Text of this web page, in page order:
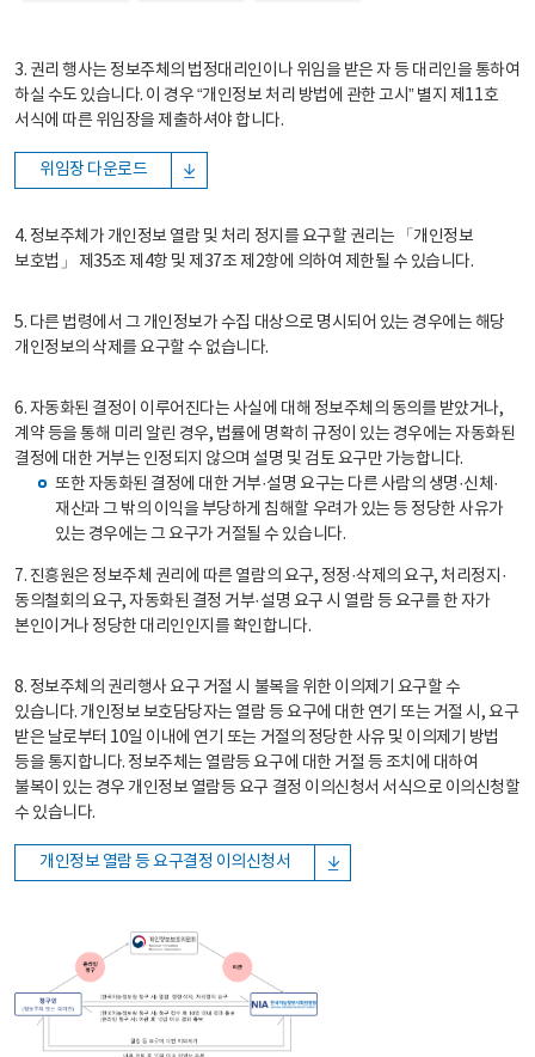
3. 권리 행사는 정보주체의 법정대리인이나 위임을 받은 자 등 대리인을 통하여
하실 수도 있습니다. 이 경우 “개인정보 처리 방법에 관한 고시” 별지 제11호
서식에 따른 위임장을 제출하셔야 합니다.
위임장 다운로드
4. 정보주체가 개인정보 열람 및 처리 정지를 요구할 권리는 「개인정보
보호법」 제35조 제4항 및 제37조 제2항에 의하여 제한될 수 있습니다.
5. 다른 법령에서 그 개인정보가 수집 대상으로 명시되어 있는 경우에는 해당
개인정보의 삭제를 요구할 수 없습니다.
6. 자동화된 결정이 이루어진다는 사실에 대해 정보주체의 동의를 받았거나,
계약 등을 통해 미리 알린 경우, 법률에 명확히 규정이 있는 경우에는 자동화된
결정에 대한 거부는 인정되지 않으며 설명 및 검토 요구만 가능합니다.
또한 자동화된 결정에 대한 거부·설명 요구는 다른 사람의 생명·신체·
재산과 그 밖의 이익을 부당하게 침해할 우려가 있는 등 정당한 사유가
있는 경우에는 그 요구가 거절될 수 있습니다.
7. 진흥원은 정보주체 권리에 따른 열람의 요구, 정정·삭제의 요구, 처리정지·
동의철회의 요구, 자동화된 결정 거부·설명 요구 시 열람 등 요구를 한 자가
본인이거나 정당한 대리인인지를 확인합니다.
8. 정보주체의 권리행사 요구 거절 시 불복을 위한 이의제기 요구할 수
있습니다. 개인정보 보호담당자는 열람 등 요구에 대한 연기 또는 거절 시, 요구
받은 날로부터 10일 이내에 연기 또는 거절의 정당한 사유 및 이의제기 방법
등을 통지합니다. 정보주체는 열람등 요구에 대한 거절 등 조치에 대하여
불복이 있는 경우 개인정보 열람등 요구 결정 이의신청서 서식으로 이의신청할
수 있습니다.
개인정보 열람 등 요구결정 이의신청서